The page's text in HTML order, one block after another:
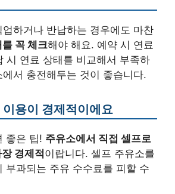
하거나 반납하는 경우에도 마찬
꼭 체크해야 해요. 예약 시 연료
시 연료 상태를 비교해서 부족하
서 충전해두는 것이 좋습니다.
용이 경제적이에요
좋은 팁! 주유소에서 직접 셀프로
경제적 이랍니다. 셀프 주유소를
부과되는 주유 수수료를 피할 수